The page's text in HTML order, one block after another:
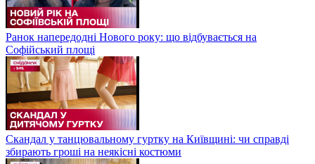
Ранок напередодні Нового року: що відбувається на
Софійський площі
Скандал у танцювальному гуртку на Київщині: чи справді
збирають гроші на неякісні костюми